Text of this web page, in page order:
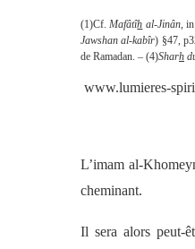
(1)Cf.Mafâtîh al-Jinân,
Jawshan al-kabîr) §47,
de Ramadan. – (4)Sharh
www.lumieres-
L’imam al-
cheminant.
Il sera alors peut-